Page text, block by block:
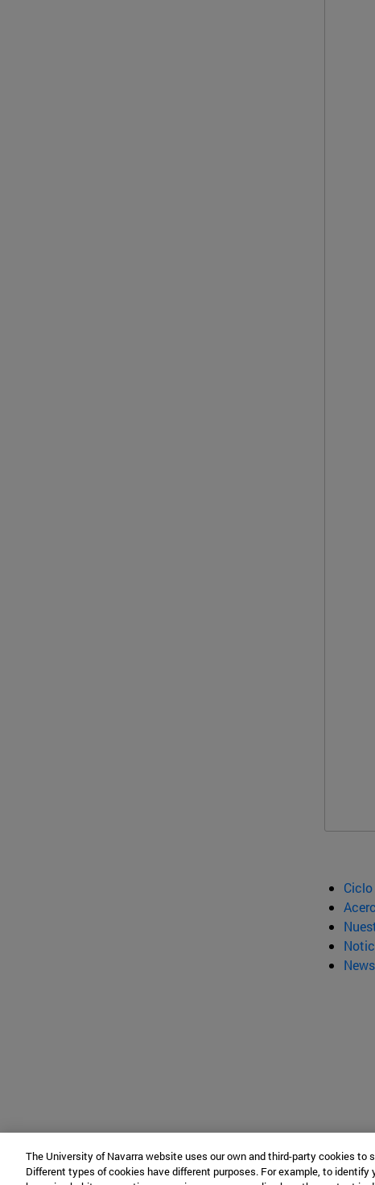
The University of Navarra website uses our own and third-party cookies to
Different types of cookies have different purposes. For example, to identify